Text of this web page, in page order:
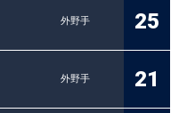
外野手
25
外野手
21